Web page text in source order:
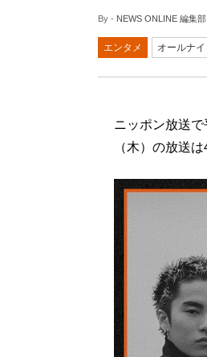
By - NEWS ONLINE 編集部
エンタメ オールナ
ニッポン放送
（木）の放送